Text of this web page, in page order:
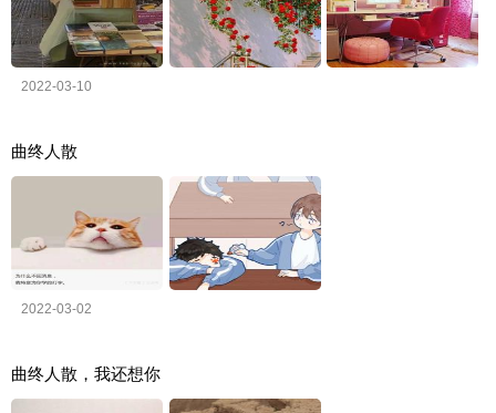
2022-03-10
曲终人散
2022-03-02
曲终人散，我还想你